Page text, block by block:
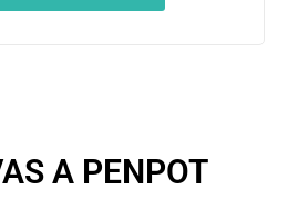
A PENPOT